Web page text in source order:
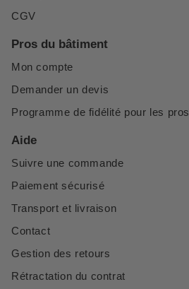
CGV
Pros du bâtiment
Mon compte
Demander un devis
Programme de fidélité pour les pros
Aide
Suivre une commande
Paiement sécurisé
Transport et livraison
Contact
Gestion des retours
Rétractation du contrat